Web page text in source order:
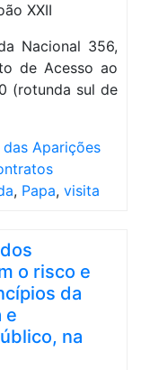
XXII
Nacional 356,
de Acesso ao
(rotunda sul de
Aparições
, Papa, visita
o risco e
da
e
na